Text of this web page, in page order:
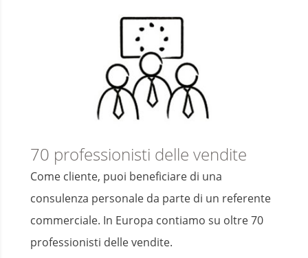
70 professionisti delle vendite
Come cliente, puoi beneficiare di una
consulenza personale da parte di un referente
commerciale. In Europa contiamo su oltre 70
professionisti delle vendite.